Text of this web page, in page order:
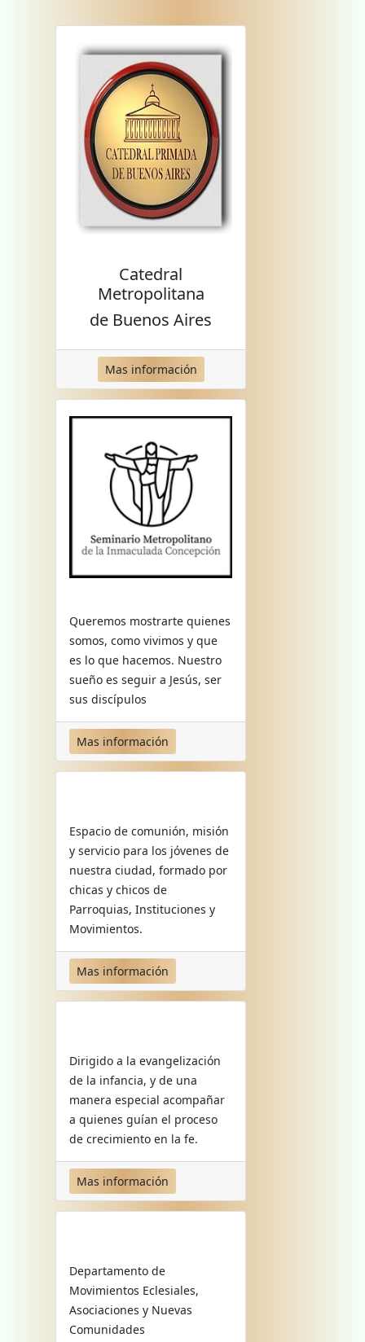
Catedral
Metropolitana
de Buenos Aires
Mas información
Queremos mostrarte quienes
somos, como vivimos y que
es lo que hacemos. Nuestro
sueño es seguir a Jesús, ser
sus discípulos
Mas información
Espacio de comunión, misión
y servicio para los jóvenes de
nuestra ciudad, formado por
chicas y chicos de
Parroquias, Instituciones y
Movimientos.
Mas información
Dirigido a la evangelización
de la infancia, y de una
manera especial acompañar
a quienes guían el proceso
de crecimiento en la fe.
Mas información
Departamento de
Movimientos Eclesiales,
Asociaciones y Nuevas
Comunidades